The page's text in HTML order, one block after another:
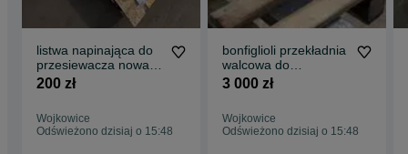
listwa napinająca do
przesiewacza nowa
ocynk
200 zł
Wojkowice
Odświeżono dzisiaj o 15:48
bonfiglioli przekładnia
walcowa do
przesiewacza mc
3 000 zł
Wojkowice
Odświeżono dzisiaj o 15:48